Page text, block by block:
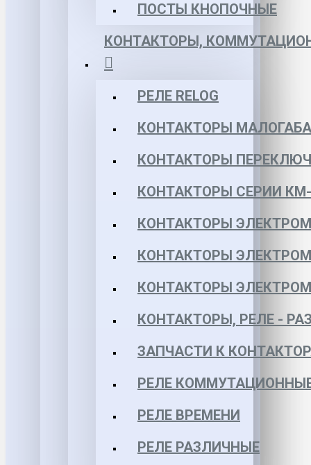
ПОСТЫ КНОПОЧНЫЕ
КОНТАКТОРЫ,
РЕЛЕ RELOG
КОНТАКТОРЫ
КОНТАКТОРЫ
КОНТАКТОРЫ СЕРИИ КМ-
КОНТАКТОРЫ
КОНТАКТОРЫ
КОНТАКТОРЫ
КОНТАКТОРЫ, РЕЛЕ -
ЗАПЧАСТИ К
РЕЛЕ
РЕЛЕ ВРЕМЕНИ
РЕЛЕ РАЗЛИЧНЫЕ